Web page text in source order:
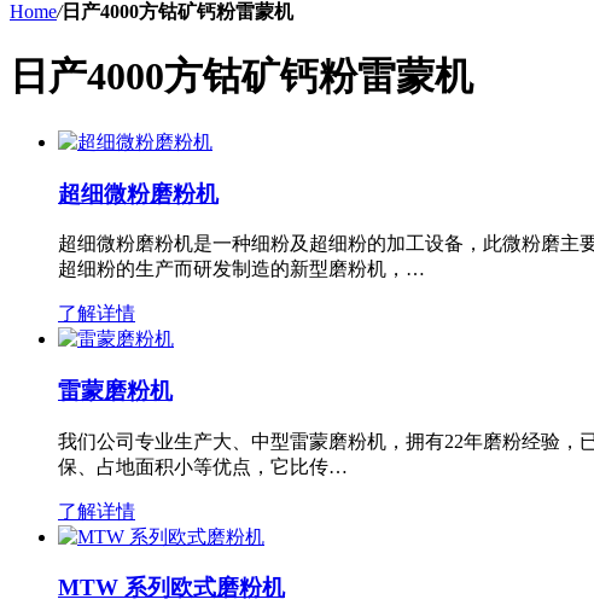
Home/日产4000方钴矿钙粉雷蒙机
日产4000方钴矿钙粉雷蒙机
超细微粉磨粉机
超细微粉磨粉机是一种细粉及超细粉的加工设备，此微粉磨主
超细粉的生产而研发制造的新型磨粉机，…
了解详情
雷蒙磨粉机
我们公司专业生产大、中型雷蒙磨粉机，拥有22年磨粉经验
保、占地面积小等优点，它比传…
了解详情
MTW 系列欧式磨粉机